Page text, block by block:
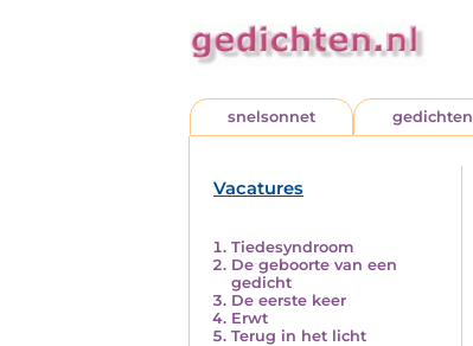
snelsonnet gedichten
Vacatures
Tiedesyndroom
De geboorte van een
gedicht
De eerste keer
Erwt
Terug in het licht